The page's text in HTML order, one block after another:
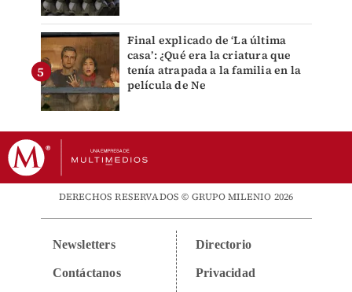
Final explicado de ‘La última
casa’: ¿Qué era la criatura que
tenía atrapada a la familia en la
película de Ne
DERECHOS RESERVADOS © GRUPO MILENIO 2026
Newsletters
Contáctanos
Directorio
Privacidad